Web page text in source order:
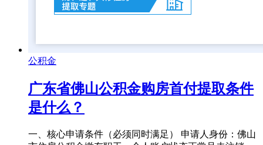
公积金
广东省佛山公积金购房首付提取条件
是什么？
一、核心申请条件（必须同时满足） 申请人身份：佛山